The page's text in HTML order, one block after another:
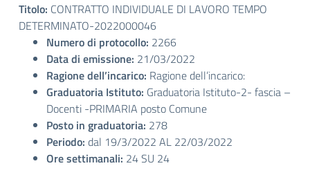
Titolo: CONTRATTO INDIVIDUALE DI LAVORO TEMPO
DETERMINATO-2022000046
Numero di protocollo: 2266
Data di emissione: 21/03/2022
Ragione dell’incarico: Ragione dell’incarico:
Graduatoria Istituto: Graduatoria Istituto-2- fascia –
Docenti -PRIMARIA posto Comune
Posto in graduatoria: 278
Periodo: dal 19/3/2022 AL 22/03/2022
Ore settimanali: 24 SU 24